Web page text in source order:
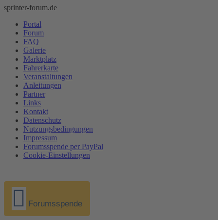
sprinter-forum.de
Portal
Forum
FAQ
Galerie
Marktplatz
Fahrerkarte
Veranstaltungen
Anleitungen
Partner
Links
Kontakt
Datenschutz
Nutzungsbedingungen
Impressum
Forumsspende per PayPal
Cookie-Einstellungen
Forumsspende